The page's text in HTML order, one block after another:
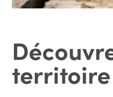
territoire